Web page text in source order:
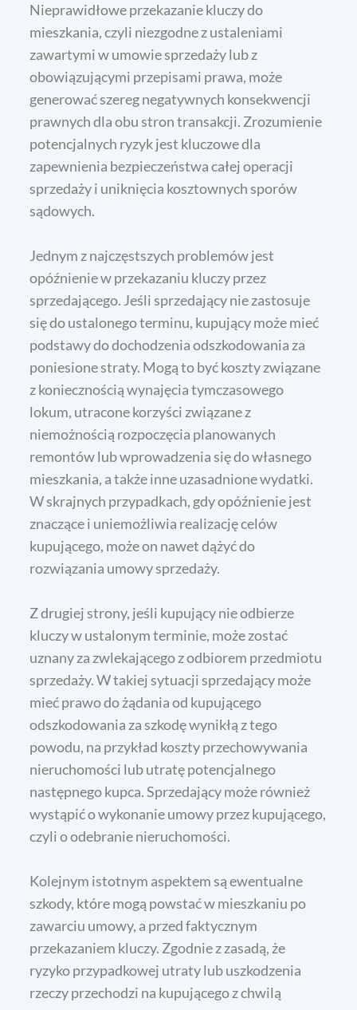
Nieprawidłowe przekazanie kluczy do
mieszkania, czyli niezgodne z ustaleniami
zawartymi w umowie sprzedaży lub z
obowiązującymi przepisami prawa, może
generować szereg negatywnych konsekwencji
prawnych dla obu stron transakcji. Zrozumienie
potencjalnych ryzyk jest kluczowe dla
zapewnienia bezpieczeństwa całej operacji
sprzedaży i uniknięcia kosztownych sporów
sądowych.
Jednym z najczęstszych problemów jest
opóźnienie w przekazaniu kluczy przez
sprzedającego. Jeśli sprzedający nie zastosuje
się do ustalonego terminu, kupujący może mieć
podstawy do dochodzenia odszkodowania za
poniesione straty. Mogą to być koszty związane
z koniecznością wynajęcia tymczasowego
lokum, utracone korzyści związane z
niemożnością rozpoczęcia planowanych
remontów lub wprowadzenia się do własnego
mieszkania, a także inne uzasadnione wydatki.
W skrajnych przypadkach, gdy opóźnienie jest
znaczące i uniemożliwia realizację celów
kupującego, może on nawet dążyć do
rozwiązania umowy sprzedaży.
Z drugiej strony, jeśli kupujący nie odbierze
kluczy w ustalonym terminie, może zostać
uznany za zwlekającego z odbiorem przedmiotu
sprzedaży. W takiej sytuacji sprzedający może
mieć prawo do żądania od kupującego
odszkodowania za szkodę wynikłą z tego
powodu, na przykład koszty przechowywania
nieruchomości lub utratę potencjalnego
następnego kupca. Sprzedający może również
wystąpić o wykonanie umowy przez kupującego,
czyli o odebranie nieruchomości.
Kolejnym istotnym aspektem są ewentualne
szkody, które mogą powstać w mieszkaniu po
zawarciu umowy, a przed faktycznym
przekazaniem kluczy. Zgodnie z zasadą, że
ryzyko przypadkowej utraty lub uszkodzenia
rzeczy przechodzi na kupującego z chwilą